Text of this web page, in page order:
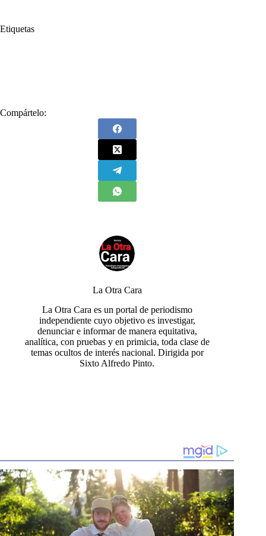
Etiquetas
Compártelo:
La Otra Cara
La Otra Cara es un portal de periodismo
independiente cuyo objetivo es investigar,
denunciar e informar de manera equitativa,
analítica, con pruebas y en primicia, toda clase de
temas ocultos de interés nacional. Dirigida por
Sixto Alfredo Pinto.